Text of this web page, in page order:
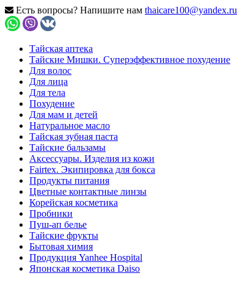
Есть вопросы? Напишите нам thaicare100@yandex.ru
Тайская аптека
Тайские Мишки. Суперэффективное похудение
Для волос
Для лица
Для тела
Похудение
Для мам и детей
Натуральное масло
Тайская зубная паста
Тайские бальзамы
Аксессуары. Изделия из кожи
Fairtex. Экипировка для бокса
Продукты питания
Цветные контактные линзы
Корейская косметика
Пробники
Пуш-ап белье
Тайские фрукты
Бытовая химия
Продукция Yanhee Hospital
Японская косметика Daiso